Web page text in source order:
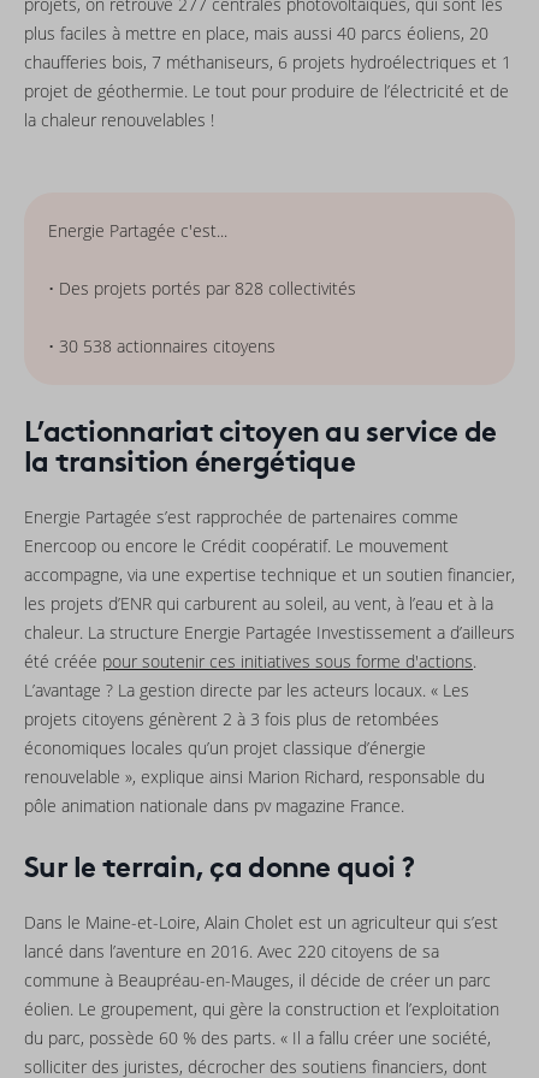
projets, on retrouve 277 centrales photovoltaïques, qui sont les
plus faciles à mettre en place, mais aussi 40 parcs éoliens, 20
chaufferies bois, 7 méthaniseurs, 6 projets hydroélectriques et 1
projet de géothermie. Le tout pour produire de l’électricité et de
la chaleur renouvelables !
Energie Partagée c'est...
• Des projets portés par 828 collectivités
• 30 538 actionnaires citoyens
L’actionnariat citoyen au service de
la transition énergétique
Energie Partagée s’est rapprochée de partenaires comme
Enercoop ou encore le Crédit coopératif. Le mouvement
accompagne, via une expertise technique et un soutien financier,
les projets d’ENR qui carburent au soleil, au vent, à l’eau et à la
chaleur. La structure Energie Partagée Investissement a d’ailleurs
été créée pour soutenir ces initiatives sous forme d'actions.
L’avantage ? La gestion directe par les acteurs locaux. « Les
projets citoyens génèrent 2 à 3 fois plus de retombées
économiques locales qu’un projet classique d’énergie
renouvelable », explique ainsi Marion Richard, responsable du
pôle animation nationale dans pv magazine France.
Sur le terrain, ça donne quoi ?
Dans le Maine-et-Loire, Alain Cholet est un agriculteur qui s’est
lancé dans l’aventure en 2016. Avec 220 citoyens de sa
commune à Beaupréau-en-Mauges, il décide de créer un parc
éolien. Le groupement, qui gère la construction et l’exploitation
du parc, possède 60 % des parts. « Il a fallu créer une société,
solliciter des juristes, décrocher des soutiens financiers, dont